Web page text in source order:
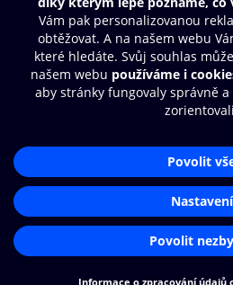
Další zábava
© O2 Czech Republic a.s.
Přístupnost
Zásady zpracování osobních údajů
Nastavení cookies
Čti a
audioknihy